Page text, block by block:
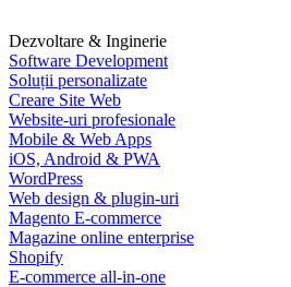
Dezvoltare & Inginerie
Software Development
Soluții personalizate
Creare Site Web
Website-uri profesionale
Mobile & Web Apps
iOS, Android & PWA
WordPress
Web design & plugin-uri
Magento E-commerce
Magazine online enterprise
Shopify
E-commerce all-in-one